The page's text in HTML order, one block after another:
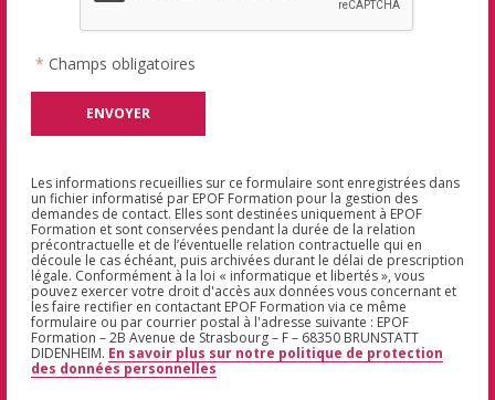
* Champs obligatoires
Les informations recueillies sur ce formulaire sont enregistrées dans
un fichier informatisé par EPOF Formation pour la gestion des
demandes de contact. Elles sont destinées uniquement à EPOF
Formation et sont conservées pendant la durée de la relation
précontractuelle et de l’éventuelle relation contractuelle qui en
découle le cas échéant, puis archivées durant le délai de prescription
légale. Conformément à la loi « informatique et libertés », vous
pouvez exercer votre droit d'accès aux données vous concernant et
les faire rectifier en contactant EPOF Formation via ce même
formulaire ou par courrier postal à l'adresse suivante : EPOF
Formation – 2B Avenue de Strasbourg – F – 68350 BRUNSTATT
DIDENHEIM. En savoir plus sur notre politique de protection
des données personnelles